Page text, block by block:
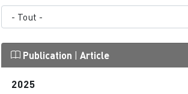
Publication | Article
2025